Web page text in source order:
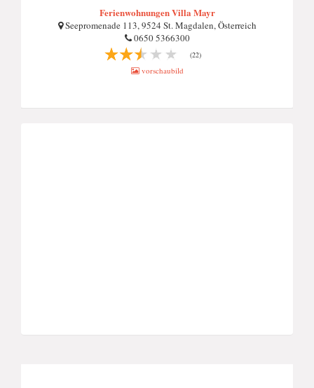
Ferienwohnungen Villa Mayr
Seepromenade 113, 9524 St. Magdalen, Österreich
0650 5366300
(22)
vorschaubild